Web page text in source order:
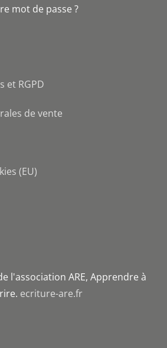
mot de passe ?
et RGPD
de vente
(EU)
l'association ARE, Apprendre à
ecriture-are.fr